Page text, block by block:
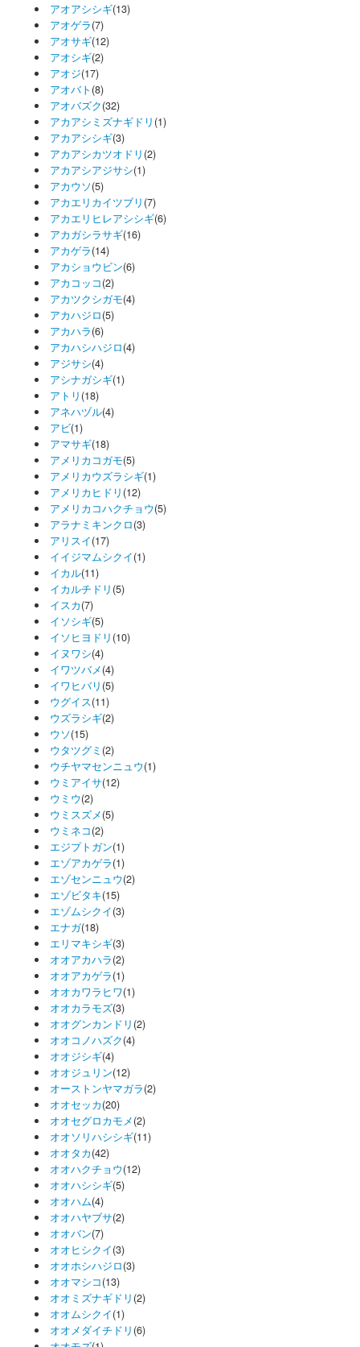
アオアシシギ(13)
アオゲラ(7)
アオサギ(12)
アオシギ(2)
アオジ(17)
アオバト (8)
アオバズク(32)
アカアシミズナギドリ (1)
アカアシシギ(3)
アカアシカツオドリ (2)
アカアシアジサシ(1)
アカウソ(5)
アカエリカイツブリ (7)
アカエリヒレアシシギ(6)
アカガシラサギ(16)
アカゲラ(14)
アカショウビン(6)
アカコッコ(2)
アカツクシガモ(4)
アカハジロ(5)
アカハラ(6)
アカハシハジロ(4)
アジサシ(4)
アシナガシギ(1)
アトリ (18)
アネハヅル(4)
アビ(1)
アマサギ(18)
アメリカコガモ(5)
アメリカウズラシギ(1)
アメリカヒドリ (12)
アメリカコハクチョウ(5)
アラナミキンクロ(3)
アリスイ(17)
イイジマムシクイ(1)
イカル(11)
イカルチドリ (5)
イスカ(7)
イソシギ(5)
イソヒヨドリ (10)
イヌワシ(4)
イワツバメ(4)
イワヒバリ (5)
ウグイス(11)
ウズラシギ(2)
ウソ(15)
ウタツグミ (2)
ウチヤマセンニュウ(1)
ウミアイサ(12)
ウミウ(2)
ウミスズメ(5)
ウミネコ(2)
エジプトガン(1)
エゾアカゲラ(1)
エゾセンニュウ(2)
エゾビタキ(15)
エゾムシクイ(3)
エナガ(18)
エリマキシギ(3)
オオアカハラ(2)
オオアカゲラ(1)
オオカワラヒワ(1)
オオカラモズ(3)
オオグンカンドリ (2)
オオコノハズク(4)
オオジシギ(4)
オオジュリン(12)
オーストンヤマガラ(2)
オオセッカ(20)
オオセグロカモメ(2)
オオソリハシシギ(11)
オオタカ(42)
オオハクチョウ(12)
オオハシシギ(5)
オオハム(4)
オオハヤブサ(2)
オオバン(7)
オオヒシクイ(3)
オオホシハジロ(3)
オオマシコ(13)
オオミズナギドリ (2)
オオムシクイ(1)
オオメダイチドリ (6)